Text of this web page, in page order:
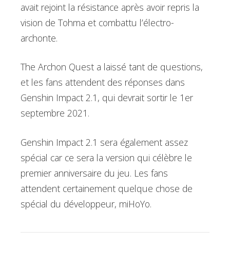
avait rejoint la résistance après avoir repris la
vision de Tohma et combattu l’électro-
archonte.
The Archon Quest a laissé tant de questions,
et les fans attendent des réponses dans
Genshin Impact 2.1, qui devrait sortir le 1er
septembre 2021.
Genshin Impact 2.1 sera également assez
spécial car ce sera la version qui célèbre le
premier anniversaire du jeu. Les fans
attendent certainement quelque chose de
spécial du développeur, miHoYo.